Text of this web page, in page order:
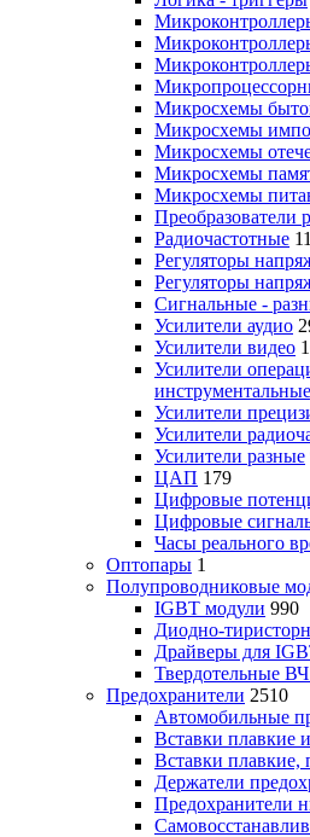
Микросхемы
Микросхемы
Микросхемы
Микросхемы
Микросхемы
Преобразователи
Радиочастотные
Регуляторы
Регуляторы
Сигнальные -
Усилители аудио
Усилители видео
Усилители
Усилители
Усилители
Усилители разные
ЦАП 179
Цифровые
Цифровые
Часы реального
Оптопары 1
Полупроводниковые
IGBT модули 990
Диодно-
Драйверы для
Твердотельные
Предохранители 2510
Автомобильные
Вставки плавкие
Вставки плавкие,
Держатели
Предохранители